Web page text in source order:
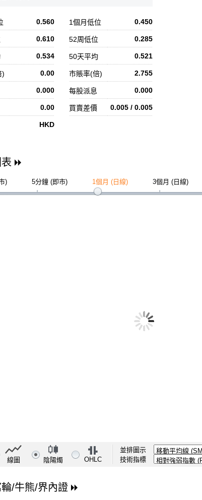
0.560 1個月低位 0.450
0.610 52周低位 0.285
0.534 50天平均 0.521
) 0.00 市賬率(倍) 2.755
0.000 每股派息 0.000
0.00 買賣差價 0.005 / 0.005
HKD
) 5分鐘 (即市) 1個月 (日線) 3個月 (日線)
線圖 陰陽燭 OHLC
並排圖示
技術指標
/牛熊/界內證